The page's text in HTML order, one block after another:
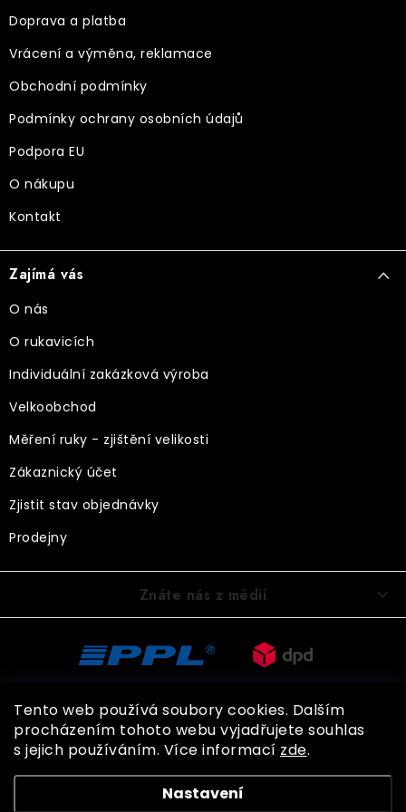
Tento web používá soubory cookies. Dalším
procházením tohoto webu vyjadřujete souhlas
s jejich používáním. Více informací zde.
Nastavení
aDoprava a platba
Vrácení a výměna, reklamace
Obchodní podmínky
Podmínky ochrany osobních údajů
Podpora EU
O nákupu
Kontakt
Zajímá vás
O nás
O rukavicích
Individuální zakázková výroba
Velkoobchod
Měření ruky - zjištění velikosti
Zákaznický účet
Zjistit stav objednávky
Prodejny
Znáte nás z médií
Shoptet
BOHEMIA GLOVES. Všechna práva vyhrazena.